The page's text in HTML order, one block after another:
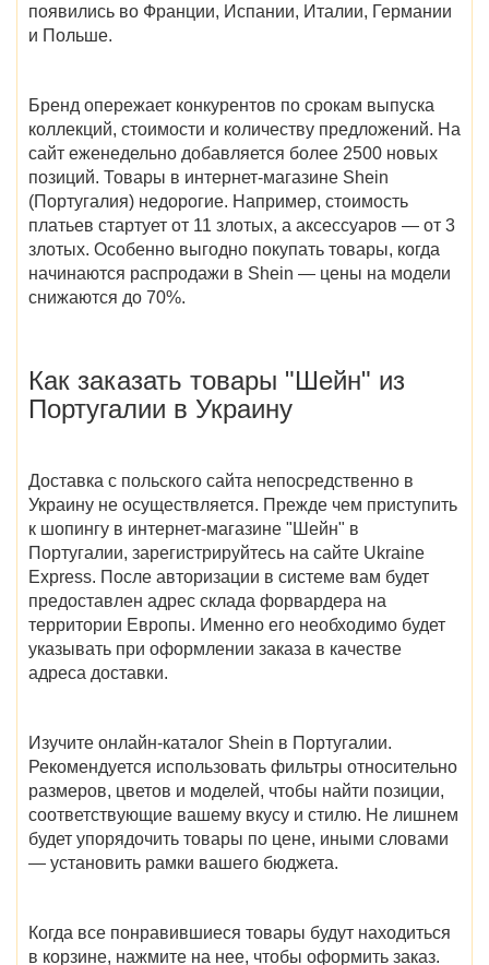
появились во Франции, Испании, Италии, Германии
и Польше.
Бренд опережает конкурентов по срокам выпуска
коллекций, стоимости и количеству предложений. На
сайт еженедельно добавляется более 2500 новых
позиций. Товары в интернет-магазине Shein
(Португалия) недорогие. Например, стоимость
платьев стартует от 11 злотых, а аксессуаров — от 3
злотых. Особенно выгодно покупать товары, когда
начинаются распродажи в Shein — цены на модели
снижаются до 70%.
Как заказать товары "Шейн" из
Португалии в Украину
Доставка с польского сайта непосредственно в
Украину не осуществляется. Прежде чем приступить
к шопингу в интернет-магазине "Шейн" в
Португалии, зарегистрируйтесь на сайте Ukraine
Express. После авторизации в системе вам будет
предоставлен адрес склада форвардера на
территории Европы. Именно его необходимо будет
указывать при оформлении заказа в качестве
адреса доставки.
Изучите онлайн-каталог Shein в Португалии.
Рекомендуется использовать фильтры относительно
размеров, цветов и моделей, чтобы найти позиции,
соответствующие вашему вкусу и стилю. Не лишнем
будет упорядочить товары по цене, иными словами
— установить рамки вашего бюджета.
Когда все понравившиеся товары будут находиться
в корзине, нажмите на нее, чтобы оформить заказ.